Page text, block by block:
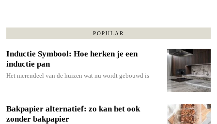
POPULAR
Inductie Symbool: Hoe herken je een
inductie pan
Het merendeel van de huizen wat nu wordt gebouwd is
Bakpapier alternatief: zo kan het ook
zonder bakpapier